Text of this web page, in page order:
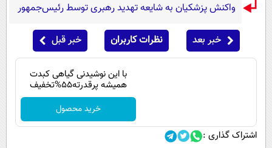
واکنش پزشکیان به شایعه تهدید رهبری توسط رئیس‌جمهور
خبر بعد نظرات کاربران خبر قبل
با این نوشیدنی گیاهی کبدت
همیشه پرقدرته55%تخفیف
خرید محصول
اشتراک گذاری :